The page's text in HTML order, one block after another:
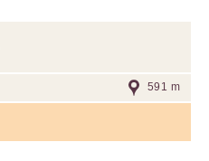
591 m